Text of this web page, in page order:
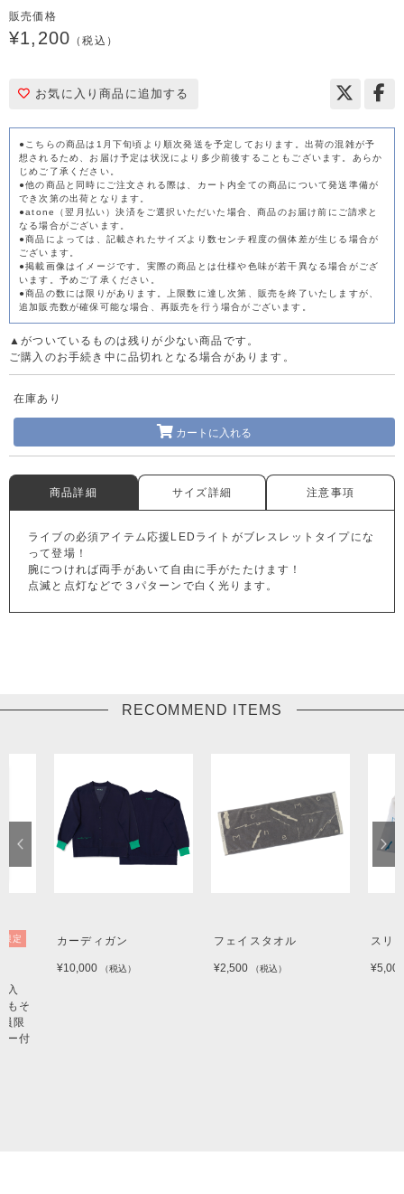
販売価格
¥1,200 （税込）
お気に入り商品に追加する
●こちらの商品は1月下旬頃より順次発送を予定しております。出荷の混雑が予
想されるため、お届け予定は状況により多少前後することもございます。あらか
じめご了承ください。
​​●他の商品と同時にご注文される際は、カート内全ての商品について発送準備が
でき次第の出荷となります。
●atone（翌月払い）決済をご選択いただいた場合、商品のお届け前にご請求と
なる場合がございます。
●商品によっては、記載されたサイズより数センチ程度の個体差が生じる場合が
ございます。
●掲載画像はイメージです。実際の商品とは仕様や色味が若干異なる場合がござ
います。予めご了承ください。
●商品の数には限りがあります。上限数に達し次第、販売を終了いたしますが、
追加販売数が確保可能な場合、再販売を行う場合がございます。
▲がついているものは残りが少ない商品です。
ご購入のお手続き中に品切れとなる場合があります。
在庫あり
カートに入れる
商品詳細 サイズ詳細 注意事項
ライブの必須アイテム応援LEDライトがブレスレットタイプにな
って登場！
腕につければ両手があいて自由に手がたたけます！
点滅と点灯などで３パターンで白く光ります。
RECOMMEND ITEMS
限定
入
もそ
限
ー付
カーディガン
¥10,000 （税込）
フェイスタオル
¥2,500 （税込）
スリ
¥5,000